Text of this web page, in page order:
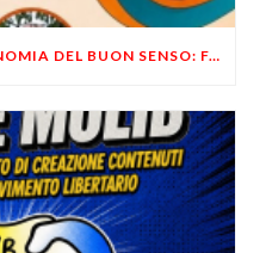
LIBERTÀ, PRIVACY ED ECONOMIA DEL BUON SENSO: FACCO E MUSUMECI A CASALECCHIO DI RENO (BO)